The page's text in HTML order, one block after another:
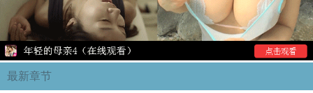
最新章节